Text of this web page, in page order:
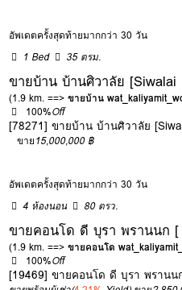
อัพเดตครั้งสุดท้ายมากกว่า 30 วัน
1 Bed
35 ตรม.
ขายบ้าน บ้านศิวาลัย [Siwalai
(1.9 km. ==>ขายบ้าน
100%Off
[78271] ขายบ้าน บ้านศิวาลัย
ขาย15,000,000 ฿
อัพเดตครั้งสุดท้ายมากกว่า 30 วัน
4 ห้องนอน
80 ตรว.
ขายคอนโด ดี บุรา พรานนก [
(1.9 km. ==>ขายคอนโด
100%Off
[19469] ขายคอนโด ดี บุรา พรานน